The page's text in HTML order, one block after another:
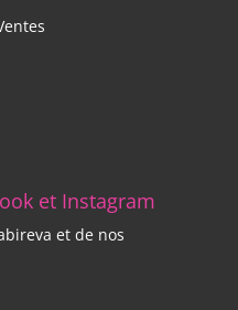
et Instagram
et de nos